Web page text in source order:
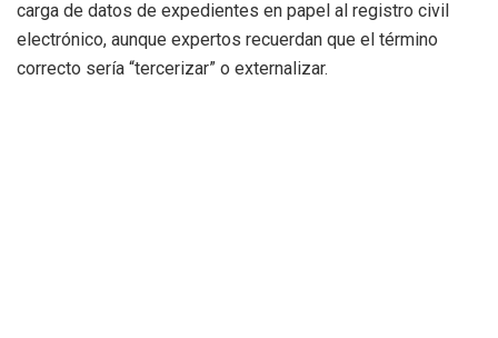
carga de datos de expedientes en papel al registro civil
electrónico, aunque expertos recuerdan que el término
correcto sería “tercerizar” o externalizar.